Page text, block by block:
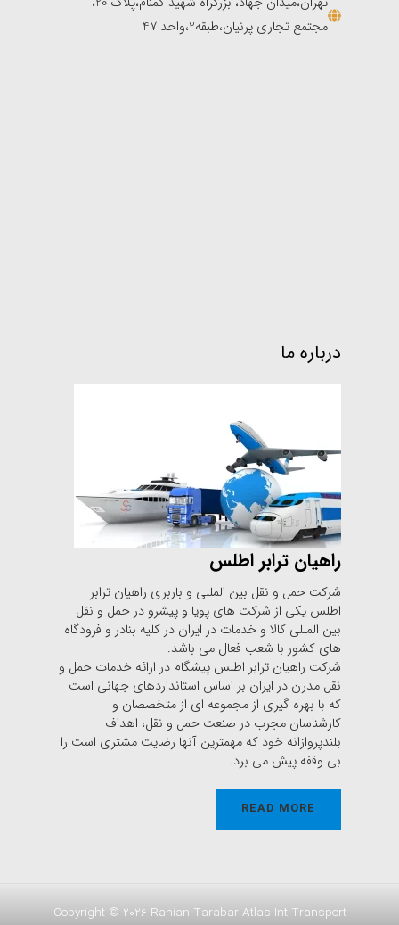
مجتمع تجاری پرنیان،طبقه2،واحد 47
درباره ما
راهیان ترابر اطلس
شرکت حمل و نقل بین المللی و باربری راهیان ترابر
اطلس یکی از شرکت های پویا و پیشرو در حمل و نقل
بین المللی کالا و خدمات در ایران در کلیه بنادر و فرودگاه
های کشور با شعب فعال می باشد.
شرکت راهیان ترابر اطلس پیشگام در ارائه خدمات حمل و
نقل مدرن در ایران بر اساس استانداردهای جهانی است
که با بهره گیری از مجموعه ای از متخصصان و
کارشناسان مجرب در صنعت حمل و نقل، اهداف
بلندپروازانه خود که مهمترین آنها رضایت مشتری است را
بی وقفه پیش می برد.
READ MORE
Copyright © 2026 Rahian Tarabar Atlas Int Transport